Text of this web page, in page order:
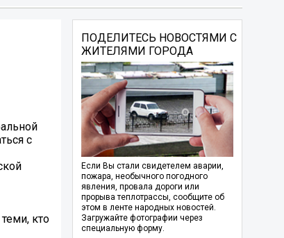
с
кто
ПОДЕЛИТЕСЬ НОВОСТЯМИ С
ЖИТЕЛЯМИ ГОРОДА
Если Вы стали свидетелем аварии,
пожара, необычного погодного
явления, провала дороги или
прорыва теплотрассы, сообщите об
этом в ленте народных новостей.
Загружайте фотографии через
специальную форму.